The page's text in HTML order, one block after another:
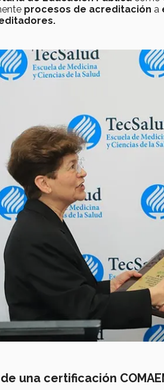
procesos de acreditación a
una certificación